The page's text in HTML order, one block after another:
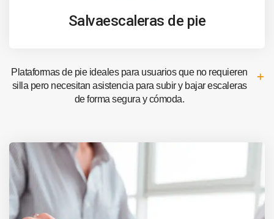
Salvaescaleras de pie
Plataformas de pie ideales para usuarios que no requieren
silla pero necesitan asistencia para subir y bajar escaleras
de forma segura y cómoda.